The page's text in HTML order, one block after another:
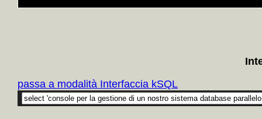
passa a modalità Interfaccia kSQL